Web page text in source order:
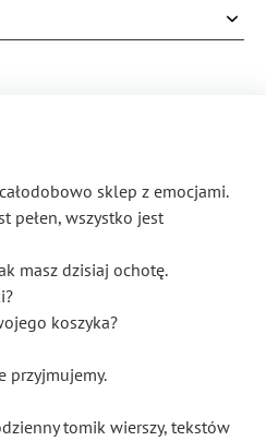
sklep z emocjami.
pełen, wszystko jest
masz dzisiaj ochotę.
koszyka?
przyjmujemy.
tomik wierszy, tekstów